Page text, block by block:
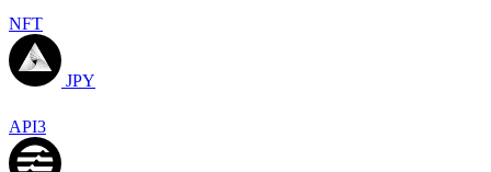
NFT
JPY
API3